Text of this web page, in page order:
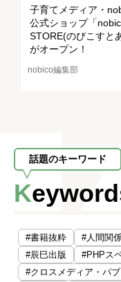
子育てメディア・
公式ショップ「
STORE(のびこすと
がオープン！
nobico編集部
話題のキーワード
#書籍抜粋 #人間関
#辰巳出版
#PHPス
#クロスメディア・パ